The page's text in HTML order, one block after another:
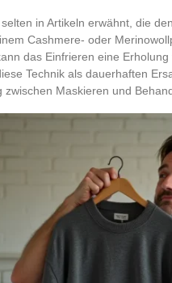
in Artikeln erwähnt, die
Cashmere- oder
das Einfrieren eine
Technik als dauerhaften
zwischen Maskieren und